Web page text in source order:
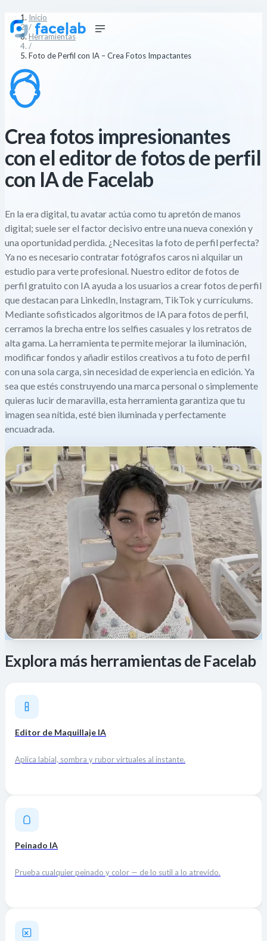
Inicio
/
Herramientas
/
Foto de Perfil con IA – Crea Fotos Impactantes
Crea fotos impresionantes
con el editor de fotos de perfil
con IA de Facelab
En la era digital, tu avatar actúa como tu apretón de manos
digital; suele ser el factor decisivo entre una nueva conexión y
una oportunidad perdida. ¿Necesitas la foto de perfil perfecta?
Ya no es necesario contratar fotógrafos caros ni alquilar un
estudio para verte profesional. Nuestro editor de fotos de
perfil gratuito con IA ayuda a los usuarios a crear fotos de perfil
que destacan para LinkedIn, Instagram, TikTok y currículums.
Mediante sofisticados algoritmos de IA para fotos de perfil,
cerramos la brecha entre los selfies casuales y los retratos de
alta gama. La herramienta te permite mejorar la iluminación,
modificar fondos y añadir estilos creativos a tu foto de perfil
con una sola carga, sin necesidad de experiencia en edición. Ya
sea que estés construyendo una marca personal o simplemente
quieras lucir de maravilla, esta herramienta garantiza que tu
imagen sea nítida, esté bien iluminada y perfectamente
encuadrada.
Explora más herramientas de Facelab
Editor de Maquillaje IA
Aplica labial, sombra y rubor virtuales al instante.
Peinado IA
Prueba cualquier peinado y color — de lo sutil a lo atrevido.